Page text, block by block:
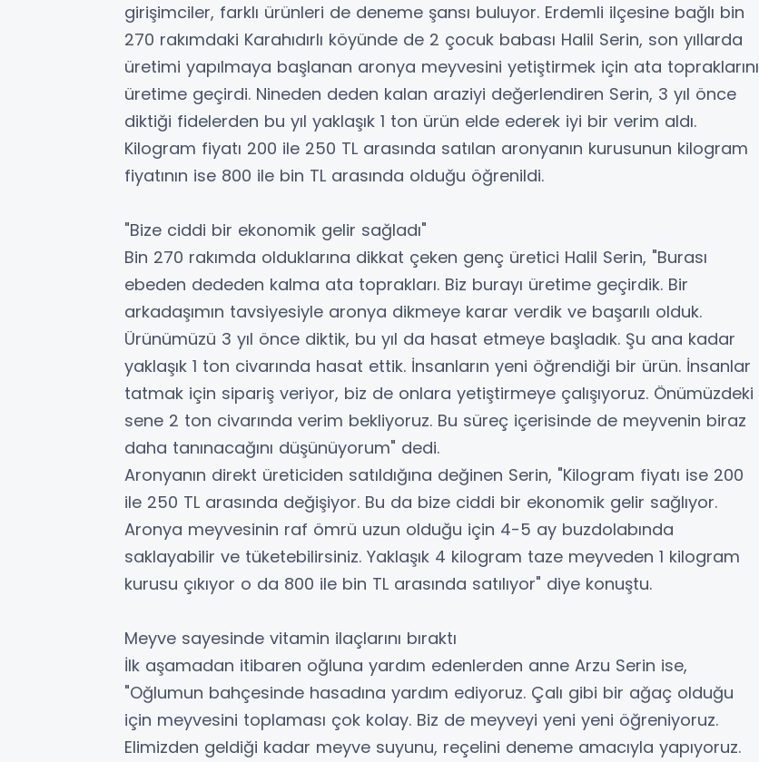
girişimciler, farklı ürünleri de deneme şansı buluyor. Erdemli ilçesine bağlı bin
270 rakımdaki Karahıdırlı köyünde de 2 çocuk babası Halil Serin, son yıllarda
üretimi yapılmaya başlanan aronya meyvesini yetiştirmek için ata topraklarını
üretime geçirdi. Nineden deden kalan araziyi değerlendiren Serin, 3 yıl önce
diktiği fidelerden bu yıl yaklaşık 1 ton ürün elde ederek iyi bir verim aldı.
Kilogram fiyatı 200 ile 250 TL arasında satılan aronyanın kurusunun kilogram
fiyatının ise 800 ile bin TL arasında olduğu öğrenildi.
"Bize ciddi bir ekonomik gelir sağladı"
Bin 270 rakımda olduklarına dikkat çeken genç üretici Halil Serin, "Burası
ebeden dededen kalma ata toprakları. Biz burayı üretime geçirdik. Bir
arkadaşımın tavsiyesiyle aronya dikmeye karar verdik ve başarılı olduk.
Ürünümüzü 3 yıl önce diktik, bu yıl da hasat etmeye başladık. Şu ana kadar
yaklaşık 1 ton civarında hasat ettik. İnsanların yeni öğrendiği bir ürün. İnsanlar
tatmak için sipariş veriyor, biz de onlara yetiştirmeye çalışıyoruz. Önümüzdeki
sene 2 ton civarında verim bekliyoruz. Bu süreç içerisinde de meyvenin biraz
daha tanınacağını düşünüyorum" dedi.
Aronyanın direkt üreticiden satıldığına değinen Serin, "Kilogram fiyatı ise 200
ile 250 TL arasında değişiyor. Bu da bize ciddi bir ekonomik gelir sağlıyor.
Aronya meyvesinin raf ömrü uzun olduğu için 4-5 ay buzdolabında
saklayabilir ve tüketebilirsiniz. Yaklaşık 4 kilogram taze meyveden 1 kilogram
kurusu çıkıyor o da 800 ile bin TL arasında satılıyor" diye konuştu.
Meyve sayesinde vitamin ilaçlarını bıraktı
İlk aşamadan itibaren oğluna yardım edenlerden anne Arzu Serin ise,
"Oğlumun bahçesinde hasadına yardım ediyoruz. Çalı gibi bir ağaç olduğu
için meyvesini toplaması çok kolay. Biz de meyveyi yeni yeni öğreniyoruz.
Elimizden geldiği kadar meyve suyunu, reçelini deneme amacıyla yapıyoruz.